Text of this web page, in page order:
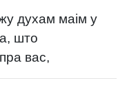
духам маім у
што
вас,